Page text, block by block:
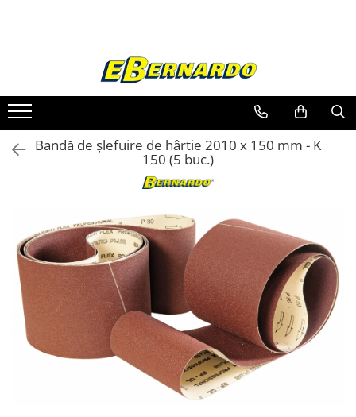
Prelucrare metal
Fierastraie pentru metal
Ferastraie mobile pentru metal
Fierastraie prelucrare metal
Ferastraie orizontale pentru metal
Ferastraie circulare pentru metal
Dispozitive de sudare pentru panze
panglica
Ferastraie automate cu banda si
doua coloane
Ferastraie metal cu banda si taiere
dubla semiautomate
Ferastraie prelucrare metal cu
banda si taiere dubla
Ferastraie verticale
Bandă de şlefuire de hârtie 2010 x 150 mm - K
150 (5 buc.)